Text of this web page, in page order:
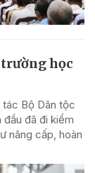
học
Bộ Dân tộc
đã đi kiểm
nâng cấp, hoàn